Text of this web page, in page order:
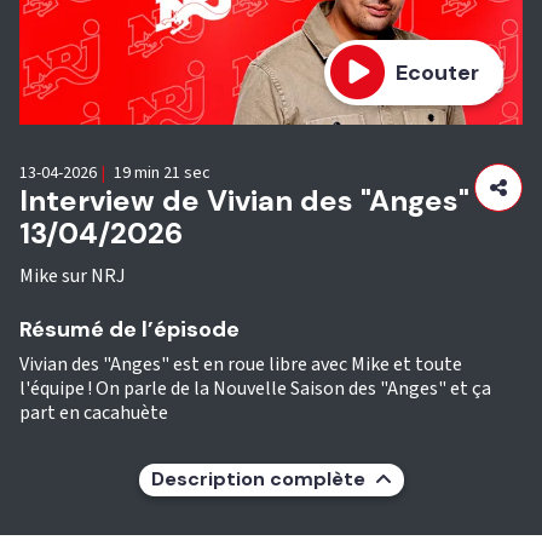
Ecouter
Interview de Vivian des "Anges"
13/04/2026
Mike sur NRJ
13-04-2026 | 19 min 21 sec
Résumé de l’épisode
Vivian des "Anges" est en roue libre avec Mike et toute
l'équipe ! On parle de la Nouvelle Saison des "Anges" et ça
part en cacahuète
Description complète